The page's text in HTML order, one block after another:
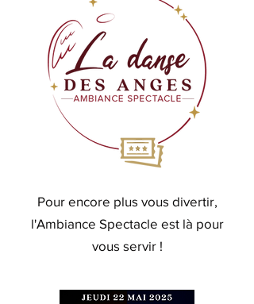
Pour encore plus vous divertir,
l'Ambiance Spectacle est là pour
vous servir !